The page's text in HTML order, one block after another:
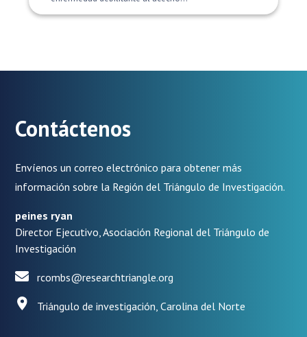
Contáctenos
Envíenos un correo electrónico para obtener más
información sobre la Región del Triángulo de Investigación.
peines ryan
Director Ejecutivo, Asociación Regional del Triángulo de
Investigación
rcombs@researchtriangle.org
Triángulo de investigación, Carolina del Norte